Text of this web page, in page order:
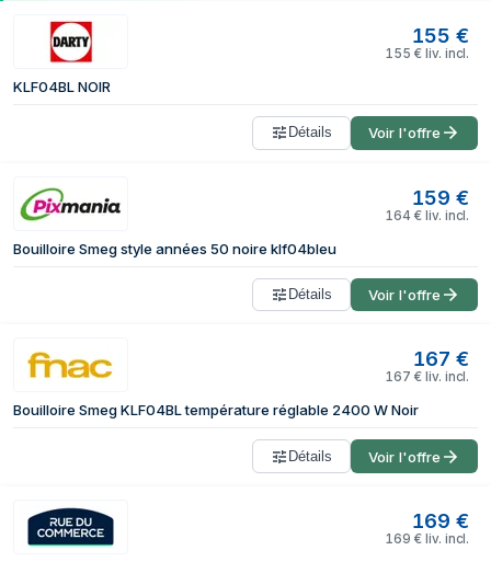
155 €
155 € liv. incl.
KLF04BL NOIR
Détails Voir l'offre
159 €
164 € liv. incl.
Bouilloire Smeg style années 50 noire klf04bleu
Détails Voir l'offre
167 €
167 € liv. incl.
Bouilloire Smeg KLF04BL température réglable 2400 W Noir
Détails Voir l'offre
169 €
169 € liv. incl.